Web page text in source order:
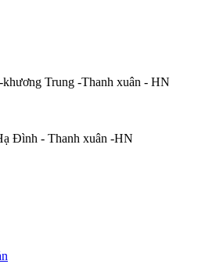
Trung -Thanh xuân - HN
Đình - Thanh xuân -HN